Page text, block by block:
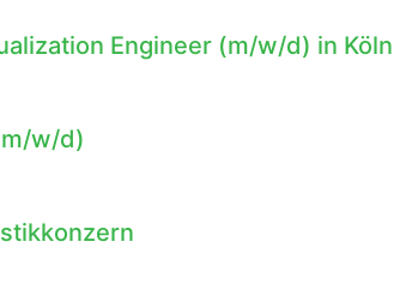
Engineer (m/w/d) in Köln
w/d)